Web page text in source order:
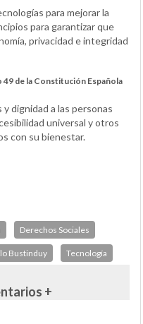
para mejorar la
para garantizar que
privacidad e integridad
de la Constitución Española
dignidad a las personas
universal y otros
con su bienestar.
Derechos Sociales
Bustinduy Tecnología
+